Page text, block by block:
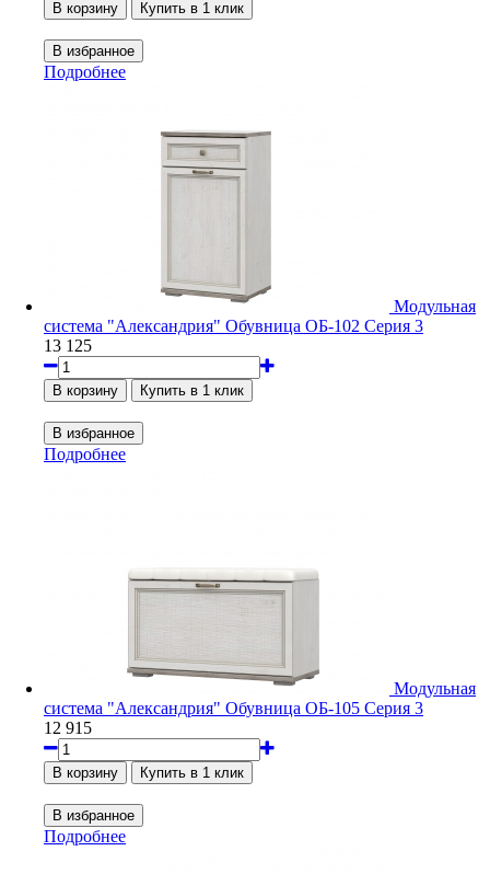
Подробнее
Модульная
система "Александрия" Обувница ОБ-102 Серия 3
13 125
Подробнее
Модульная
система "Александрия" Обувница ОБ-105 Серия 3
12 915
Подробнее